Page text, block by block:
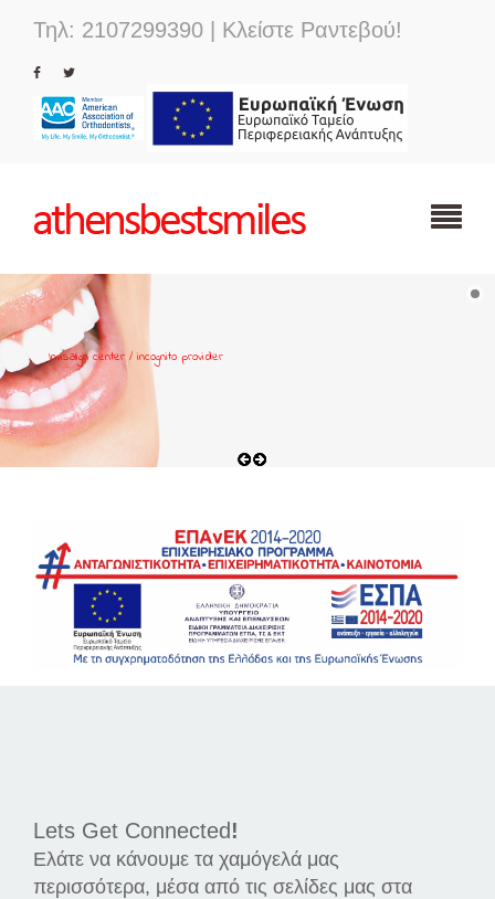
Τηλ: 2107299390 | Κλείστε Ραντεβού!
Invisalign center / incognito provider
Lets Get Connected!
Ελάτε να κάνουμε τα χαμόγελά μας
περισσότερα, μέσα από τις σελίδες μας στα